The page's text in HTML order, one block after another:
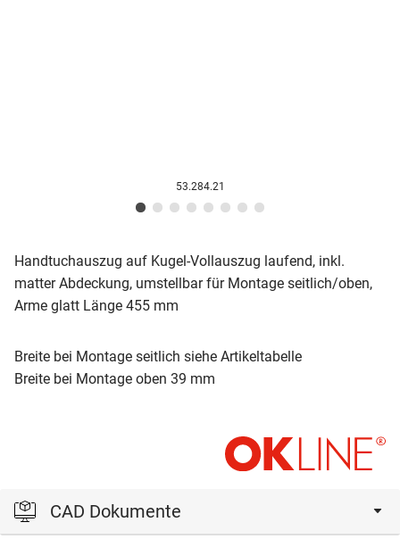
53.284.21
Handtuchauszug auf Kugel-Vollauszug laufend, inkl.
matter Abdeckung, umstellbar für Montage seitlich/oben,
Arme glatt Länge 455 mm
Breite bei Montage seitlich siehe Artikeltabelle
Breite bei Montage oben 39 mm
CAD Dokumente